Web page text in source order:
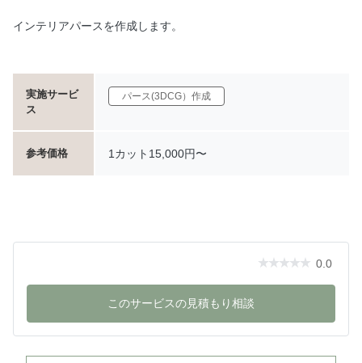
インテリアパースを作成します。
実施サービ
ス
パース(3DCG）作成
参考価格 1カット15,000円〜
0.0
このサービスの見積もり相談